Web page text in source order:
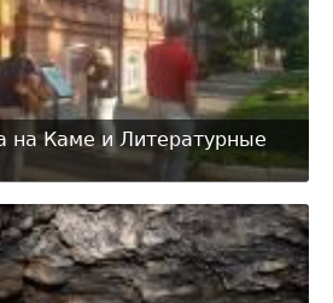
на Каме и Литературные